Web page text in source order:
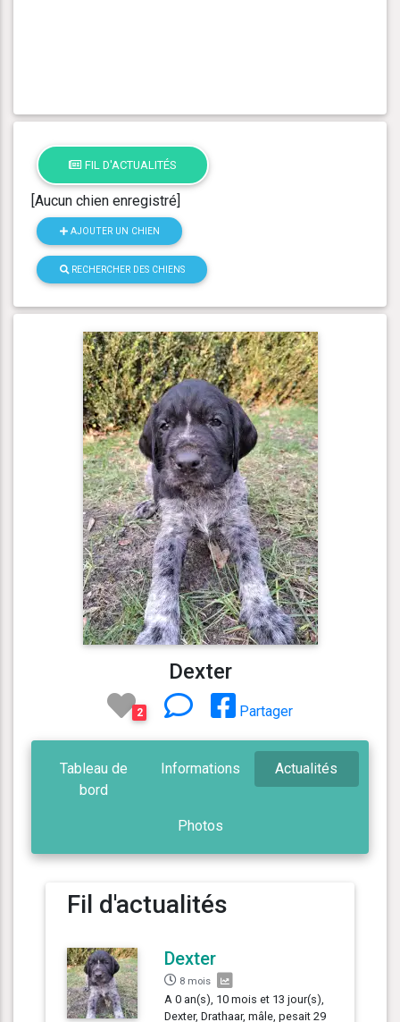
FIL D'ACTUALITÉS
[Aucun chien enregistré]
AJOUTER UN CHIEN
RECHERCHER DES CHIENS
Dexter
2 Partager
Tableau de
bord
Informations Actualités
Photos
Fil d'actualités
Dexter
8 mois
A 0 an(s), 10 mois et 13 jour(s),
Dexter, Drathaar, mâle, pesait 29